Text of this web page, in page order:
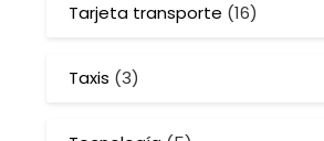
Tarjeta transporte (16)
Taxis (3)